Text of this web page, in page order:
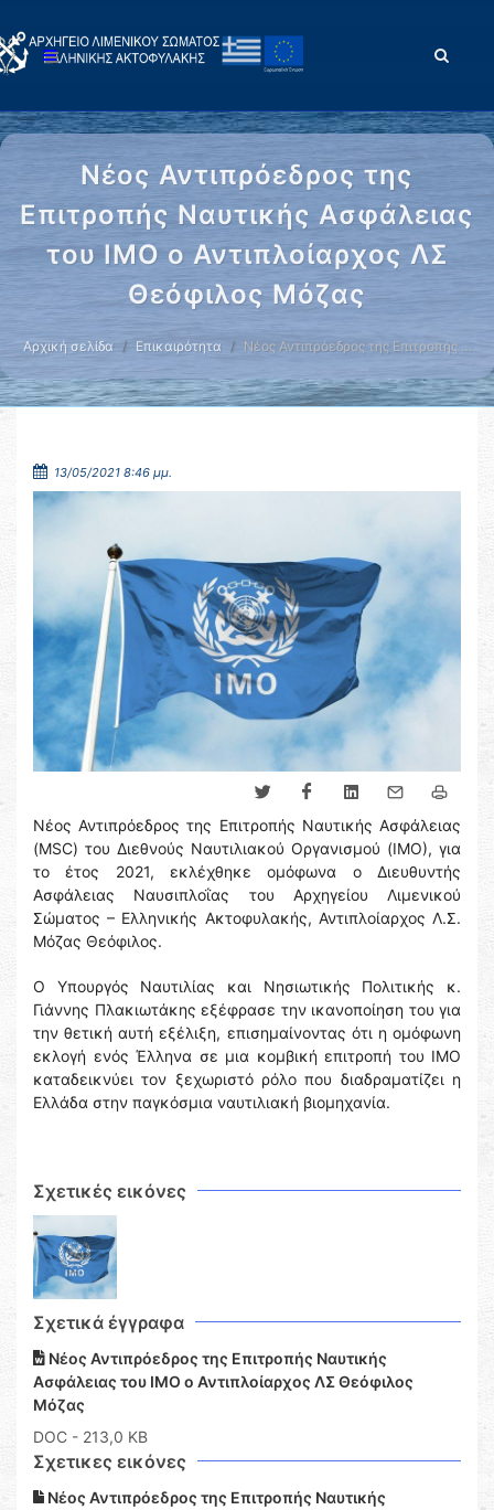
Νέος Αντιπρόεδρος της
Επιτροπής Ναυτικής Ασφάλειας
του ΙΜΟ ο Αντιπλοίαρχος ΛΣ
Θεόφιλος Μόζας
Αρχική σελίδα Επικαιρότητα Νέος Αντιπρόεδρος της Επιτροπής …
13/05/2021 8:46 μμ.
Νέος Αντιπρόεδρος της Επιτροπής Ναυτικής Ασφάλειας
(MSC) του Διεθνούς Ναυτιλιακού Οργανισμού (ΙΜΟ), για
το έτος 2021, εκλέχθηκε ομόφωνα ο Διευθυντής
Ασφάλειας Ναυσιπλοΐας του Αρχηγείου Λιμενικού
Σώματος – Ελληνικής Ακτοφυλακής, Αντιπλοίαρχος Λ.Σ.
Μόζας Θεόφιλος.
Ο Υπουργός Ναυτιλίας και Νησιωτικής Πολιτικής κ.
Γιάννης Πλακιωτάκης εξέφρασε την ικανοποίηση του για
την θετική αυτή εξέλιξη, επισημαίνοντας ότι η ομόφωνη
εκλογή ενός Έλληνα σε μια κομβική επιτροπή του ΙΜΟ
καταδεικνύει τον ξεχωριστό ρόλο που διαδραματίζει η
Ελλάδα στην παγκόσμια ναυτιλιακή βιομηχανία.
Σχετικές εικόνες
Σχετικά έγγραφα
Νέος Αντιπρόεδρος της Επιτροπής Ναυτικής
Ασφάλειας του ΙΜΟ ο Αντιπλοίαρχος ΛΣ Θεόφιλος
Μόζας
DOC - 213,0 KB
Σχετικες εικόνες
Νέος Αντιπρόεδρος της Επιτροπής Ναυτικής